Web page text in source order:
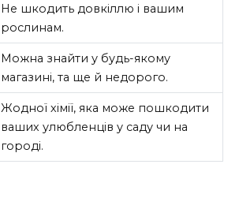
Не шкодить довкіллю і вашим
рослинам.
Можна знайти у будь-якому
магазині, та ще й недорого.
Жодної хімії, яка може пошкодити
ваших улюбленців у саду чи на
городі.